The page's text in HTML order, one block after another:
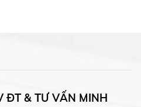
ĐT & TƯ VẤN MINH